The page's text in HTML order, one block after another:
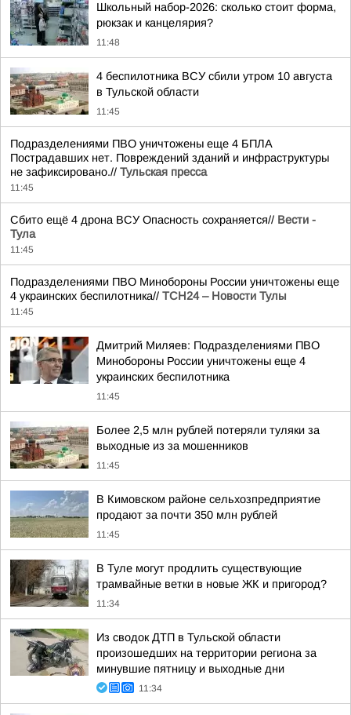
Школьный набор-2026: сколько стоит форма,
рюкзак и канцелярия?
11:48
4 беспилотника ВСУ сбили утром 10 августа
в Тульской области
11:45
Подразделениями ПВО уничтожены еще 4 БПЛА
Пострадавших нет. Повреждений зданий и инфраструктуры
не зафиксировано.// Тульская пресса
11:45
Сбито ещё 4 дрона ВСУ Опасность сохраняется// Вести -
Тула
11:45
Подразделениями ПВО Минобороны России уничтожены еще
4 украинских беспилотника// ТСН24 – Новости Тулы
11:45
Дмитрий Миляев: Подразделениями ПВО
Минобороны России уничтожены еще 4
украинских беспилотника
11:45
Более 2,5 млн рублей потеряли туляки за
выходные из за мошенников
11:45
В Кимовском районе сельхозпредприятие
продают за почти 350 млн рублей
11:45
В Туле могут продлить существующие
трамвайные ветки в новые ЖК и пригород?
11:34
Из сводок ДТП в Тульской области
произошедших на территории региона за
минувшие пятницу и выходные дни
11:34